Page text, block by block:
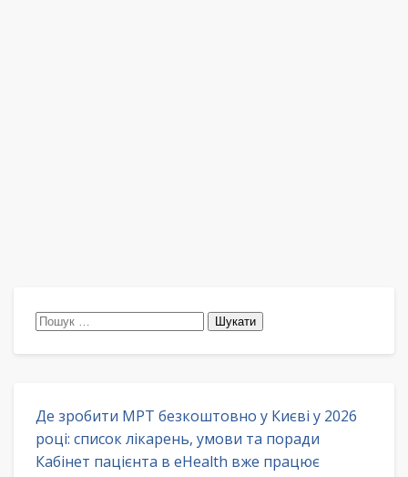
Пошук:
Де зробити МРТ безкоштовно у Києві у 2026
році: список лікарень, умови та поради
Кабінет пацієнта в eHealth вже працює